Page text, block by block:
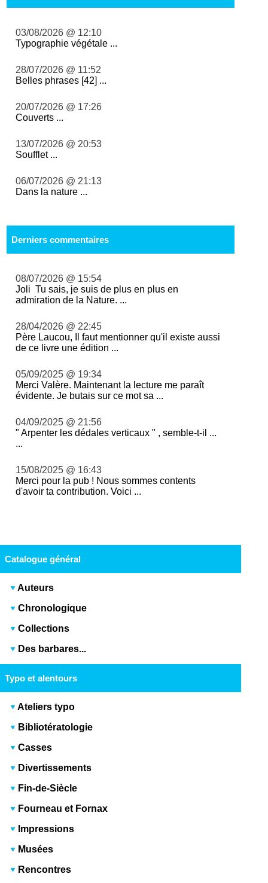
03/08/2026 @ 12:10
Typographie végétale ...
28/07/2026 @ 11:52
Belles phrases [42] ...
20/07/2026 @ 17:26
Couverts ...
13/07/2026 @ 20:53
Soufflet ...
06/07/2026 @ 21:13
Dans la nature ...
Derniers commentaires
08/07/2026 @ 15:54
Joli Tu sais, je suis de plus en plus en
admiration de la Nature. ...
28/04/2026 @ 22:45
Père Laucou, Il faut mentionner qu'il existe aussi
de ce livre une édition ...
05/09/2025 @ 19:34
Merci Valère. Maintenant la lecture me paraît
évidente. Je butais sur ce mot sa ...
04/09/2025 @ 21:56
" Arpenter les dédales verticaux " , semble-t-il ...
...
15/08/2025 @ 16:43
Merci pour la pub ! Nous sommes contents
d'avoir ta contribution. Voici ...
Catalogue général
Auteurs
Chronologique
Collections
Des barbares...
Typo et alentours
Ateliers typo
Bibliotératologie
Casses
Divertissements
Fin-de-Siècle
Fourneau et Fornax
Impressions
Musées
Rencontres